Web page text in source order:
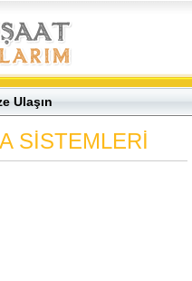
Ulaşın
SİSTEMLERİ